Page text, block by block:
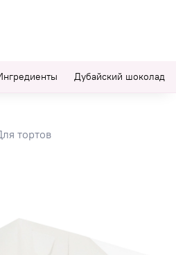
Дубайский шоколад
тортов